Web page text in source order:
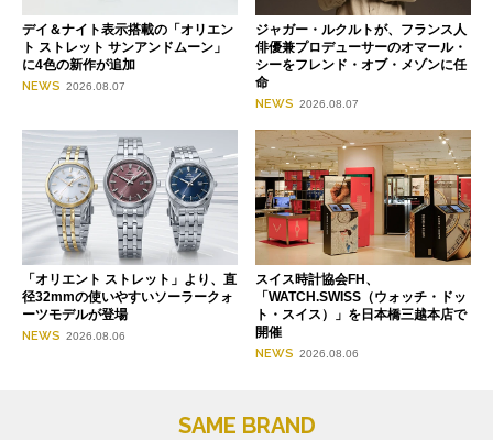
デイ＆ナイト表示搭載の「オリエン
ト ストレット サンアンドムーン」
に4色の新作が追加
NEWS 2026.08.07
ジャガー・ルクルトが、フランス人
俳優兼プロデューサーのオマール・
シーをフレンド・オブ・メゾンに任
命
NEWS 2026.08.07
「オリエント ストレット」より、直
径32mmの使いやすいソーラークォ
ーツモデルが登場
NEWS 2026.08.06
スイス時計協会FH、
「WATCH.SWISS（ウォッチ・ドッ
ト・スイス）」を日本橋三越本店で
開催
NEWS 2026.08.06
SAME BRAND